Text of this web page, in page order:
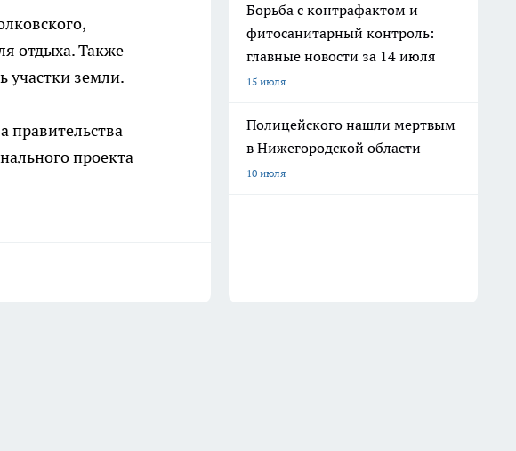
отдыха. Также
участки земли.
правительства
проекта
Борьба с контрафактом и
фитосанитарный контроль:
главные новости за 14 июля
15 июля
Полицейского нашли мертвым
в Нижегородской области
10 июля